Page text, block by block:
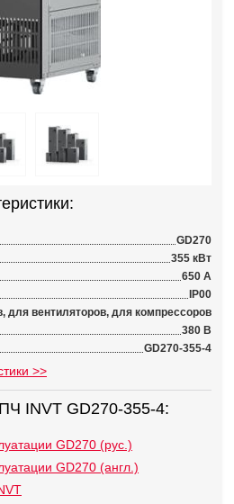
GD270
355 кВт
650 А
IP00
для вентиляторов, для компрессоров
380 В
GD270-355-4
>>
INVT GD270-355-4:
GD270 (рус.)
GD270 (англ.)